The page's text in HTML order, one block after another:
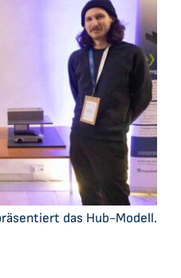
das Hub-Modell.